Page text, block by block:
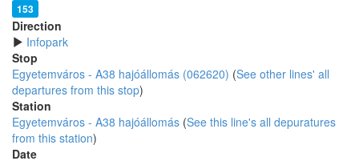
153
Direction
Infopark
Stop
Egyetemváros - A38 hajóállomás (062620) (See other lines' all
departures from this stop)
Station
Egyetemváros - A38 hajóállomás (See this line's all depuratures
from this station)
Date